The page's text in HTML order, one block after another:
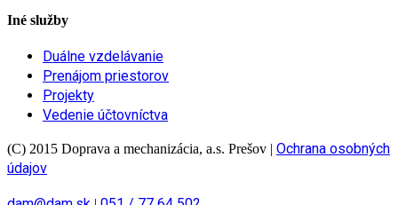
Iné služby
Duálne vzdelávanie
Prenájom priestorov
Projekty
Vedenie účtovníctva
(C) 2015 Doprava a mechanizácia, a.s. Prešov | Ochrana osobných
údajov